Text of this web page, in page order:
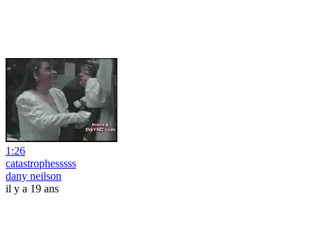
1:26
catastrophesssss
dany neilson
il y a 19 ans